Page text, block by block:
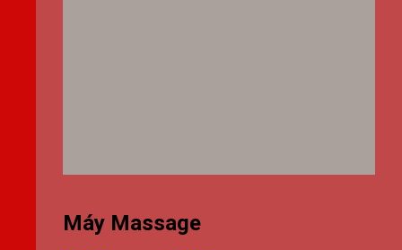
Máy Massage